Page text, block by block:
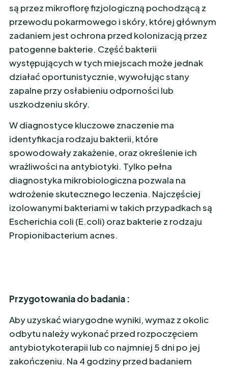
są przez mikroflorę fizjologiczną pochodzącą z
przewodu pokarmowego i skóry, której głównym
zadaniem jest ochrona przed kolonizacją przez
patogenne bakterie. Część bakterii
występujących w tych miejscach może jednak
działać oportunistycznie, wywołując stany
zapalne przy osłabieniu odporności lub
uszkodzeniu skóry.
W diagnostyce kluczowe znaczenie ma
identyfikacja rodzaju bakterii, które
spowodowały zakażenie, oraz określenie ich
wrażliwości na antybiotyki. Tylko pełna
diagnostyka mikrobiologiczna pozwala na
wdrożenie skutecznego leczenia. Najczęściej
izolowanymi bakteriami w takich przypadkach są
Escherichia coli (E.coli) oraz bakterie z rodzaju
Propionibacterium acnes.
Przygotowania do badania :
Aby uzyskać wiarygodne wyniki, wymaz z okolic
odbytu należy wykonać przed rozpoczęciem
antybiotykoterapii lub co najmniej 5 dni po jej
zakończeniu. Na 4 godziny przed badaniem